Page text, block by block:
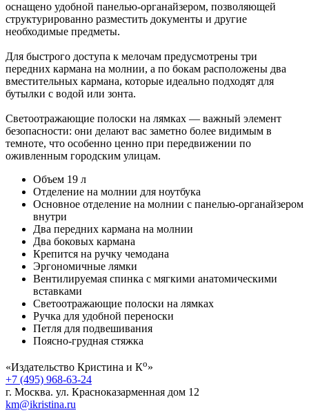
оснащено удобной панелью‑органайзером, позволяющей
структурированно разместить документы и другие
необходимые предметы.
Для быстрого доступа к мелочам предусмотрены три
передних кармана на молнии, а по бокам расположены два
вместительных кармана, которые идеально подходят для
бутылки с водой или зонта.
Светоотражающие полоски на лямках — важный элемент
безопасности: они делают вас заметно более видимым в
темноте, что особенно ценно при передвижении по
оживленным городским улицам.
Объем 19 л
Отделение на молнии для ноутбука
Основное отделение на молнии с панелью-органайзером
внутри
Два передних кармана на молнии
Два боковых кармана
Крепится на ручку чемодана
Эргономичные лямки
Вентилируемая спинка с мягкими анатомическими
вставками
Светоотражающие полоски на лямках
Ручка для удобной переноски
Петля для подвешивания
Поясно-грудная стяжка
«Издательство Кристина и Ко»
+7 (495) 968-63-24
г. Москва. ул. Красноказарменная дом 12
km@ikristina.ru